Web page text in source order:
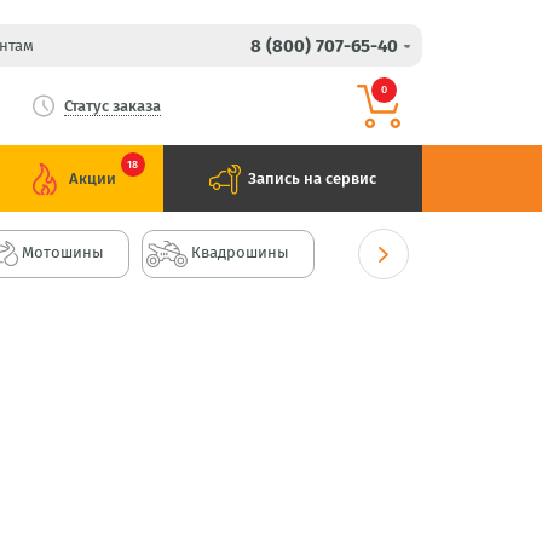
8 (800) 707-65-40
Статус заказа
0
Акции
18
Запись на сервис
Мотошины Квадрошины